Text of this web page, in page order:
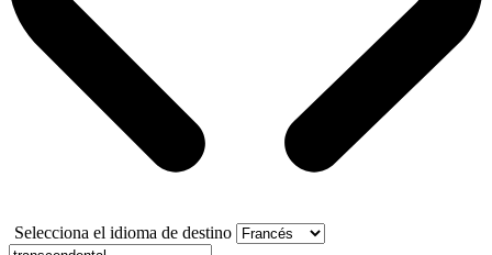
Selecciona el idioma de destino